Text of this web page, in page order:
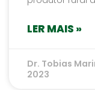
LER MAIS »
Dr. Tobias
2023